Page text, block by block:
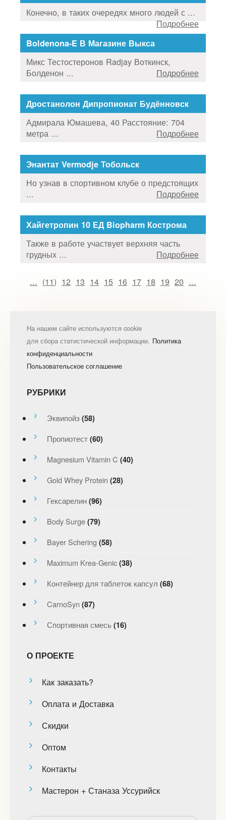
Конечно, в таких очередях много людей с ...
Подробнее
Boldenona-E В Магазине Выкса
Микс Тестостеронов Radjay Воткинск,
Болденон ...
Подробнее
Дростанолон Дипропионат Будённовск
Адмирала Юмашева, 40 Расстояние: 704
метра ...
Подробнее
Энантат Vermodje Тобольск
Но узнав в спортивном клубе о предстоящих
...
Подробнее
Хайгетропин 10 ЕД Biopharm Кострома
Также в работе участвует верхняя часть
грудных ...
Подробнее
... (11) 12 13 14 15 16 17 18 19 20 ...
На нашем сайте используются cookie
для сбора статистической информации. Политика
конфиденциальности
Пользовательское соглашение
РУБРИКИ
Эквипойз (58)
Пропиотест (60)
Magnesium Vitamin C (40)
Gold Whey Protein (28)
Гексарелин (96)
Body Surge (79)
Bayer Schering (58)
Maximum Krea-Genic (38)
Контейнер для таблеток капсул (68)
CarnoSyn (87)
Спортивная смесь (16)
О ПРОЕКТЕ
Как заказать?
Оплата и Доставка
Скидки
Оптом
Контакты
Мастерон + Станаза Уссурийск